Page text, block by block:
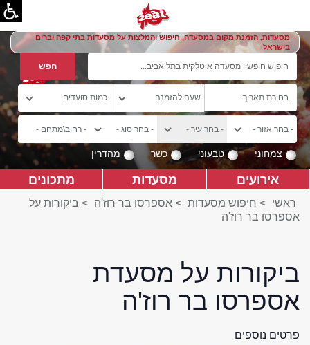
מסעדות, הזמנת מקום במסעדה, חיפוש והמלצות על מסעדות בתי קפה וברים
בישראל
צמחוני טבעוני כשר מהדרין
אירועים מסעדות מתכונים
ראשי > חיפוש מסעדות > אספרסו בר רוז'ה > ביקורות על
אספרסו בר רוז'ה
ביקורות על מסעדת
אספרסו בר רוז'ה
פרטים נוספים